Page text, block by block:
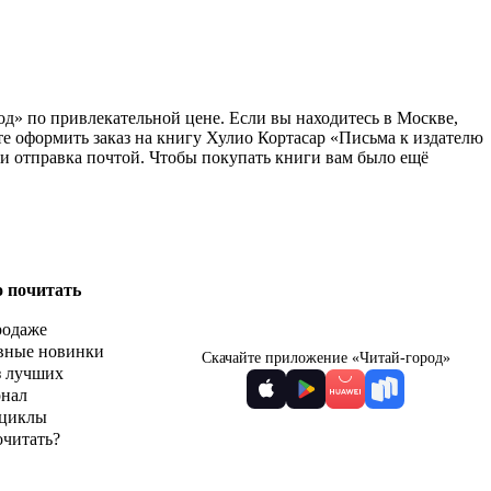
по привлекательной цене. Если вы находитесь в Москве,
заказ на книгу Хулио Кортасар «Письма к издателю
отправка почтой. Чтобы покупать книги вам было ещё
почитать
новинки
лучших
Скачайте приложение «Читай-город»